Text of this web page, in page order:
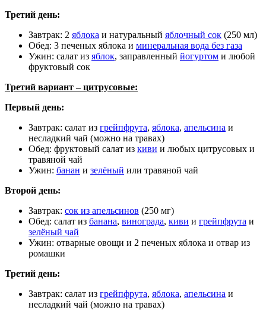
Третий день:
Завтрак: 2 яблока и натуральный яблочный сок (250 мл)
Обед: 3 печеных яблока и минеральная вода без газа
Ужин: салат из яблок, заправленный йогуртом и любой
фруктовый сок
Третий вариант – цитрусовые:
Первый день:
Завтрак: салат из грейпфрута, яблока, апельсина и
несладкий чай (можно на травах)
Обед: фруктовый салат из киви и любых цитрусовых и
травяной чай
Ужин: банан и зелёный или травяной чай
Второй день:
Завтрак: сок из апельсинов (250 мг)
Обед: салат из банана, винограда, киви и грейпфрута и
зелёный чай
Ужин: отварные овощи и 2 печеных яблока и отвар из
ромашки
Третий день:
Завтрак: салат из грейпфрута, яблока, апельсина и
несладкий чай (можно на травах)